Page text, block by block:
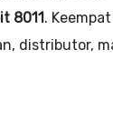
8011.
distributor,